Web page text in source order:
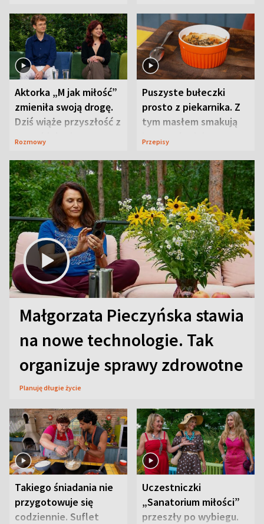
Aktorka „M jak miłość”
zmieniła swoją drogę.
Dziś wiąże przyszłość z
neurobiologią
Rozmowy
Puszyste bułeczki
prosto z piekarnika. Z
tym masłem smakują
jeszcze lepiej
Przepisy
Małgorzata Pieczyńska stawia
na nowe technologie. Tak
organizuje sprawy zdrowotne
Planuję długie życie
Takiego śniadania nie
przygotowuje się
codziennie. Suflet
Uczestniczki
„Sanatorium miłości”
przeszły po wybiegu.